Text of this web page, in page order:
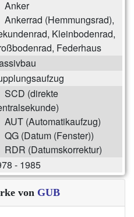
Anker
Ankerrad (Hemmungsrad),
Kleinbodenrad,
Federhaus
SCD (direkte
AUT (Automatikaufzug)
QG (Datum (Fenster))
RDR (Datumskorrektur)
- 1985
von GUB